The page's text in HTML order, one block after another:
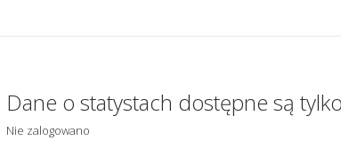
Dane o statystach dostępne są
Nie zalogowano